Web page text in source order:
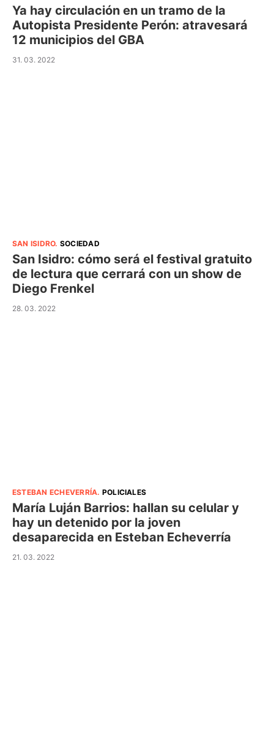
Ya hay circulación en un tramo de la
Autopista Presidente Perón: atravesará
12 municipios del GBA
31. 03. 2022
SAN ISIDRO. SOCIEDAD
San Isidro: cómo será el festival gratuito
de lectura que cerrará con un show de
Diego Frenkel
28. 03. 2022
ESTEBAN ECHEVERRÍA. POLICIALES
María Luján Barrios: hallan su celular y
hay un detenido por la joven
desaparecida en Esteban Echeverría
21. 03. 2022